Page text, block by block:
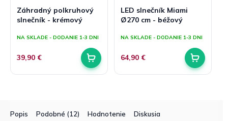
Záhradný polkruhový
slnečník - krémový
NA SKLADE - DODANIE 1-3 DNI
39,90 €
LED slnečník Miami
Ø270 cm - béžový
NA SKLADE - DODANIE 1-3 DNI
64,90 €
Popis Podobné (12) Hodnotenie Diskusia